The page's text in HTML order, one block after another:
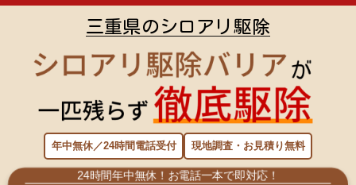
三重県のシロアリ駆除
年中無休／24時間電話受付 現地調査・お見積り無料
24時間年中無休！お電話一本で即対応！